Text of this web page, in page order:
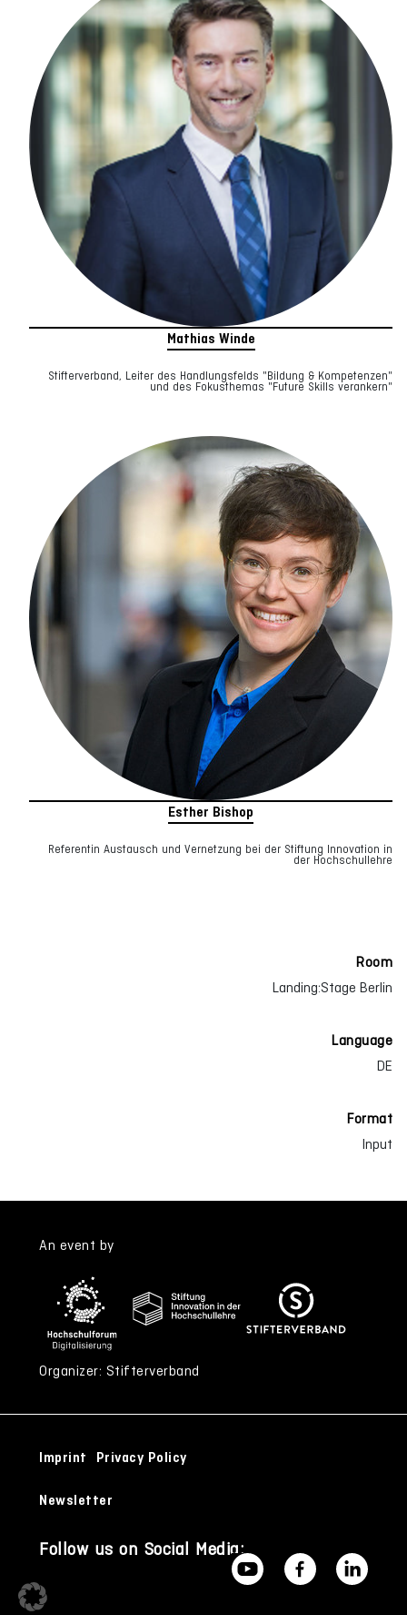
Mathias Winde
Stifterverband, Leiter des Handlungsfelds "Bildung & Kompetenzen"
und des Fokusthemas "Future Skills verankern"
Esther Bishop
Referentin Austausch und Vernetzung bei der Stiftung Innovation in
der Hochschullehre
Room
Landing:Stage Berlin
Language
DE
Format
Input
An event by
Organizer: Stifterverband
Imprint Privacy Policy
Newsletter
Follow us on Social Media: